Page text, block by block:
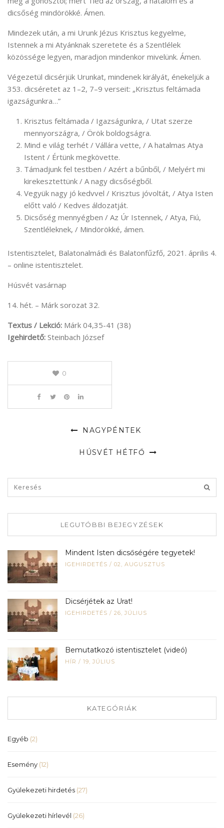
dicsőség mindörökké. Ámen.
Mindezek után, a mi Urunk Jézus Krisztus kegyelme,
Istennek a mi Atyánknak szeretete és a Szentlélek
közössége legyen, maradjon mindenkor mivelünk. Ámen.
Végezetül dicsérjük Urunkat, mindenek királyát, énekeljük a
353. dicséretet az 1–2, 7–9 verseit: „Krisztus feltámada
igazságunkra…”
Krisztus feltámada / Igazságunkra, / Utat szerze
mennyországra, / Örök boldogságra.
Mind e világ terhét / Vállára vette, / A hatalmas Atya
Istent / Értünk megkövette.
Támadjunk fel testben / Azért a bűnből, / Melyért mi
kirekesztettünk / A nagy dicsőségből.
Vegyük nagy jó kedvvel / Krisztus jóvoltát, / Atya Isten
előtt való / Kedves áldozatját.
Dicsőség mennyégben / Az Úr Istennek, / Atya, Fiú,
Szentléleknek, / Mindörökké, ámen.
Istentisztelet, Balatonalmádi és Balatonfűzfő, 2021. április 4.
– online istentisztelet.
Húsvét vasárnap
14. hét. – Márk sorozat 32.
Textus / Lekció: Márk 04,35-41 (38)
Igehirdető: Steinbach József
0
NAGYPÉNTEK
HÚSVÉT HÉTFŐ
LEGUTÓBBI BEJEGYZÉSEK
Mindent Isten dicsőségére tegyetek!
IGEHIRDETÉS / 02, AUGUSZTUS
Dicsérjétek az Urat!
IGEHIRDETÉS / 26, JÚLIUS
Bemutatkozó istentisztelet (videó)
HÍR / 19, JÚLIUS
KATEGÓRIÁK
Egyéb (2)
Esemény (12)
Gyülekezeti hirdetés (27)
Gyülekezeti hírlevél (26)